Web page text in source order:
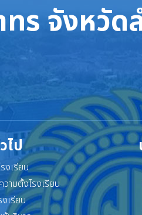
ร จังหวัด
ไป
งเรียน
วามตั้งโรงเรียน
เรียน